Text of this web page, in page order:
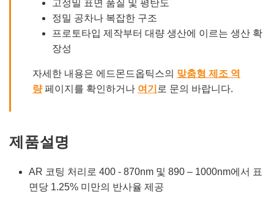
고정밀 표면 품질 및 평탄도
정밀 공차나 복잡한 구조
프로토타입 제작부터 대량 생산에 이르는 생산 확
장성
자세한 내용은 에드몬드옵틱스의 맞춤형 제조 역
량페이지를 확인하거나 여기 로 문의 바랍니다.
제품설명
AR 코팅 처리로 400 - 870nm 및 890 – 1000nm에서 표
면당 1.25% 미만의 반사율 제공